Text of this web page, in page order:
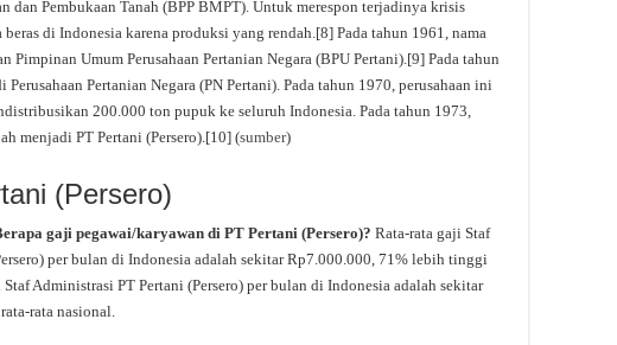
dan Pembukaan Tanah (BPP BMPT). Untuk merespon terjadinya krisis
di Indonesia karena produksi yang rendah.[8] Pada tahun 1961, nama
Pimpinan Umum Perusahaan Pertanian Negara (BPU Pertani).[9] Pada tahun
Pertanian Negara (PN Pertani). Pada tahun 1970, perusahaan ini
200.000 ton pupuk ke seluruh Indonesia. Pada tahun 1973,
menjadi PT Pertani (Persero).[10] (sumber)
(Persero)
gaji pegawai/karyawan di PT Pertani (Persero)? Rata-rata gaji Staf
per bulan di Indonesia adalah sekitar Rp7.000.000, 71% lebih tinggi
Administrasi PT Pertani (Persero) per bulan di Indonesia adalah sekitar
rata nasional.